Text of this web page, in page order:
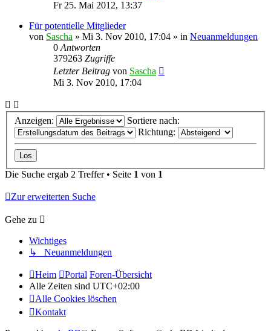
Fr 25. Mai 2012, 13:37
Für potentielle Mitglieder
von Sascha » Mi 3. Nov 2010, 17:04 » in Neuanmeldungen
0 Antworten
379263 Zugriffe
Letzter Beitrag von Sascha
Mi 3. Nov 2010, 17:04
Anzeigen:
Sortiere nach:
Richtung:
Die Suche ergab 2 Treffer • Seite 1 von 1
Zur erweiterten Suche
Gehe zu
Wichtiges
↳ Neuanmeldungen
Heim Portal Foren-Übersicht
Alle Zeiten sind UTC+02:00
Alle Cookies löschen
Kontakt